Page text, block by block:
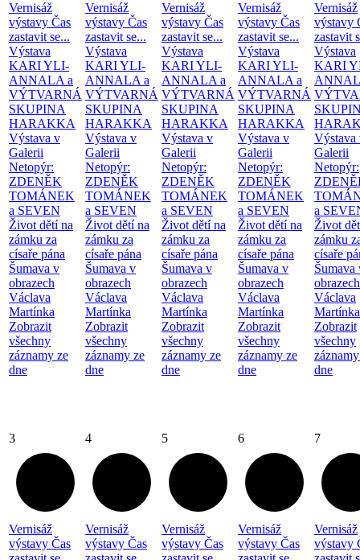
Vernisáž
výstavy Čas
zastavit se...
Výstava
KARI YLI-
ANNALA a
VÝTVARNÁ
SKUPINA
HARAKKA
Výstava v
Galerii
Netopýr:
ZDENĚK
TOMÁNEK
a SEVEN
Život dětí na
zámku za
císaře pána
Šumava v
obrazech
Václava
Martínka
Zobrazit
všechny
záznamy ze
dne
Vernisáž
výstavy Čas
zastavit se...
Výstava
KARI YLI-
ANNALA a
VÝTVARNÁ
SKUPINA
HARAKKA
Výstava v
Galerii
Netopýr:
ZDENĚK
TOMÁNEK
a SEVEN
Život dětí na
zámku za
císaře pána
Šumava v
obrazech
Václava
Martínka
Zobrazit
všechny
záznamy ze
dne
Vernisáž
výstavy Čas
zastavit se...
Výstava
KARI YLI-
ANNALA a
VÝTVARNÁ
SKUPINA
HARAKKA
Výstava v
Galerii
Netopýr:
ZDENĚK
TOMÁNEK
a SEVEN
Život dětí na
zámku za
císaře pána
Šumava v
obrazech
Václava
Martínka
Zobrazit
všechny
záznamy ze
dne
Vernisáž
výstavy Čas
zastavit se...
Výstava
KARI YLI-
ANNALA a
VÝTVARNÁ
SKUPINA
HARAKKA
Výstava v
Galerii
Netopýr:
ZDENĚK
TOMÁNEK
a SEVEN
Život dětí na
zámku za
císaře pána
Šumava v
obrazech
Václava
Martínka
Zobrazit
všechny
záznamy ze
dne
Vernisáž
výstavy
zastavit
Výstava
KARI
Výstava
Galerii
Netopýr:
a
Život
zámku
císaře
Šumava
obrazech
Václava
Martínka
Zobrazit
všechny
dne
3
Vernisáž
výstavy Čas
4
Vernisáž
výstavy Čas
5
Vernisáž
výstavy Čas
6
Vernisáž
výstavy Čas
7
Vernisáž
výstavy